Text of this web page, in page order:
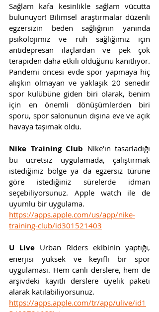
Sağlam kafa kesinlikle sağlam vücutta
bulunuyor! Bilimsel araştırmalar düzenli
egzersizin beden sağlığının yanında
psikolojimiz ve ruh sağlığımız için
antidepresan ilaçlardan ve pek çok
terapiden daha etkili olduğunu kanıtlıyor.
Pandemi öncesi evde spor yapmaya hiç
alışkın olmayan ve yaklaşık 20 senedir
spor kulübüne giden biri olarak, benim
için en önemli dönüşümlerden biri
sporu, spor salonunun dışına eve ve açık
havaya taşımak oldu.
Nike Training Club Nike'ın tasarladığı
bu ücretsiz uygulamada, çalıştırmak
istediğiniz bölge ya da egzersiz türüne
göre istediğiniz sürelerde idman
seçebiliyorsunuz. Apple watch ile de
uyumlu bir uygulama.
https://apps.apple.com/us/app/nike-
training-club/id301521403
U Live Urban Riders ekibinin yaptığı,
enerjisi yüksek ve keyifli bir spor
uygulaması. Hem canlı derslere, hem de
arşivdeki kayıtlı derslere üyelik paketi
alarak katılabiliyorsunuz.
https://apps.apple.com/tr/app/ulive/id1